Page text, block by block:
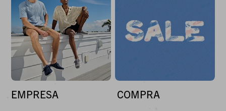
EMPRESA COMPRA